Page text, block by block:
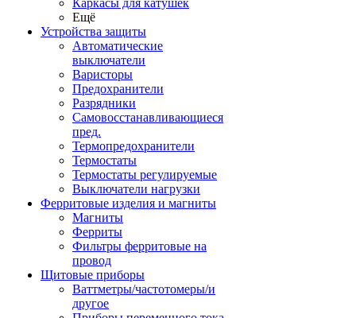
Каркасы для катушек
Ещё
Устройства защиты
Автоматические
выключатели
Варисторы
Предохранители
Разрядники
Самовосстанавливающиеся
пред.
Термопредохранители
Термостаты
Термостаты регулируемые
Выключатели нагрузки
Ферритовые изделия и магниты
Магниты
Ферриты
Фильтры ферритовые на
провод
Щитовые приборы
Ваттметры/частотомеры/и
другое